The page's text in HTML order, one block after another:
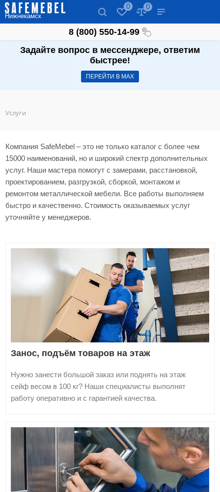
Нижнекамск
0 0
8 (800) 550-14-99
Задайте вопрос в мессенджере, ответим
быстрее!
ПЕРЕЙТИ В МАХ
Услуги
Компания SafeMebel – это не только каталог с более чем
15000 наименований, но и широкий спектр дополнительных
услуг. Наши мастера помогут с замерами, расстановкой,
проектированием, разгрузкой, сборкой, монтажом и
ремонтом металлической мебели. Все работы выполняем
быстро и качественно. Стоимость оказываемых услуг
уточняйте у менеджеров.
Занос, подъём товаров на этаж
Нужно занести большой заказ или поднять на этаж
сейф весом в 100 кг? Наши специалисты выполнят
работу оперативно и с гарантией качества.